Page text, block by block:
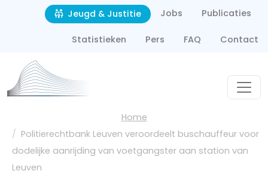
Overslaan en naar de inhoud gaan
Second navigation
Jeugd & Justitie Jobs Publicaties
Statistieken Pers FAQ Contact
Kruimelpad
Home
Politierechtbank Leuven veroordeelt buschauffeur voor
dodelijke aanrijding van voetgangster aan station van
Leuven